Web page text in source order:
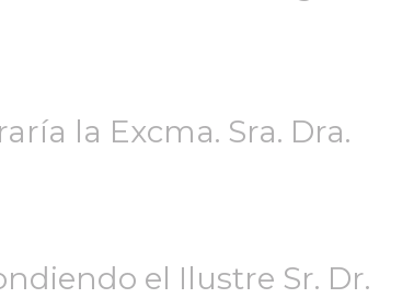
la Excma. Sra. Dra.
el Ilustre Sr. Dr.